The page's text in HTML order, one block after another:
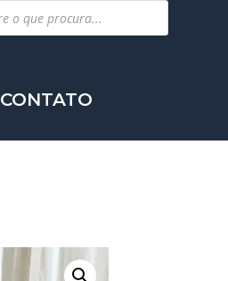
CONTATO